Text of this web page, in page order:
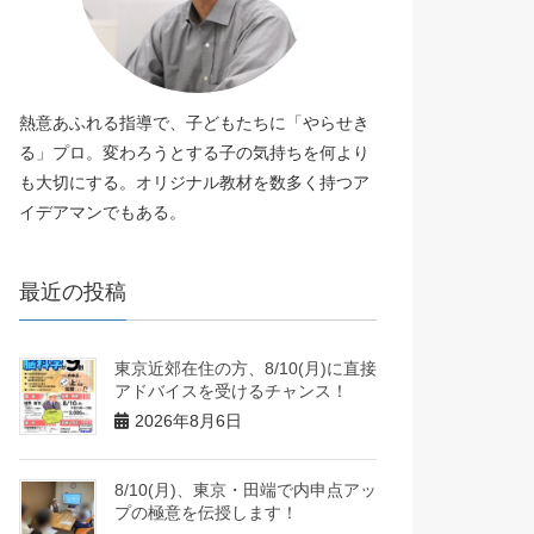
熱意あふれる指導で、子どもたちに「やらせき
る」プロ。変わろうとする子の気持ちを何より
も大切にする。オリジナル教材を数多く持つア
イデアマンでもある。
最近の投稿
東京近郊在住の方、8/10(月)に直接
アドバイスを受けるチャンス！
2026年8月6日
8/10(月)、東京・田端で内申点アッ
プの極意を伝授します！